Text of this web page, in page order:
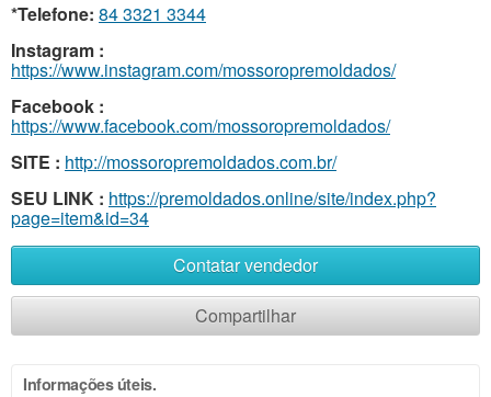
*Telefone: 84 3321 3344
Instagram :
https://www.instagram.com/mossoropremoldados/
Facebook :
https://www.facebook.com/mossoropremoldados/
SITE : http://mossoropremoldados.com.br/
SEU LINK : https://premoldados.online/site/index.php?
page=item&id=34
Contatar vendedor
Compartilhar
Informações úteis.